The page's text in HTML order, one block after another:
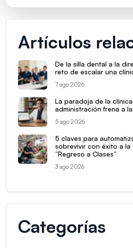
Artículos
De la silla dental a la
reto de escalar una
7 ago 2026
La paradoja de la
administración frena a
5 ago 2026
5 claves para
sobrevivir con éxito a
“Regreso a Clases”
3 ago 2026
Categorías